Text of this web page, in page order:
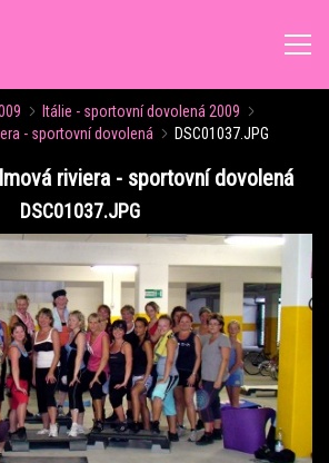
Itálie - sportovní dovolená 2009
- sportovní dovolená
DSC01037.JPG
riviera - sportovní dovolená
DSC01037.JPG